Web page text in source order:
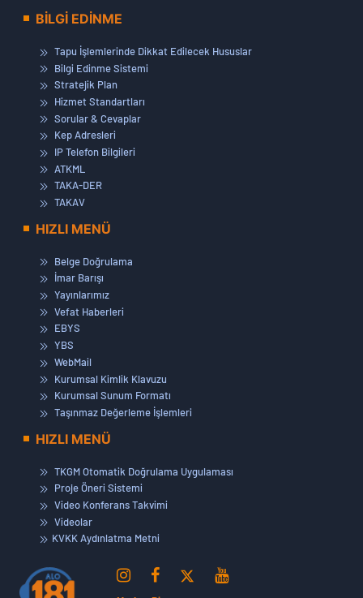
BİLGİ EDİNME
Tapu İşlemlerinde Dikkat Edilecek Hususlar
Bilgi Edinme Sistemi
Stratejik Plan
Hizmet Standartları
Sorular & Cevaplar
Kep Adresleri
IP Telefon Bilgileri
ATKML
TAKA-DER
TAKAV
HIZLI MENÜ
Belge Doğrulama
İmar Barışı
Yayınlarımız
Vefat Haberleri
EBYS
YBS
WebMail
Kurumsal Kimlik Klavuzu
Kurumsal Sunum Formatı
Taşınmaz Değerleme İşlemleri
HIZLI MENÜ
TKGM Otomatik Doğrulama Uygulaması
Proje Öneri Sistemi
Video Konferans Takvimi
Videolar
KVKK Aydınlatma Metni